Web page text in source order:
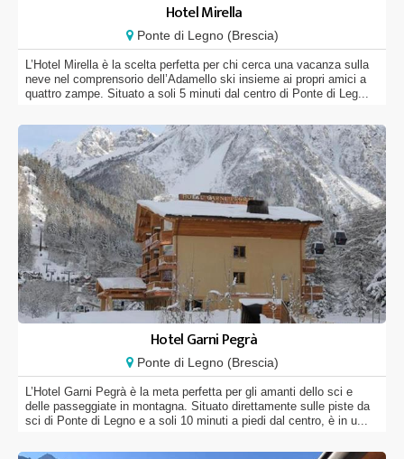
Hotel Mirella
Ponte di Legno (Brescia)
L’Hotel Mirella è la scelta perfetta per chi cerca una vacanza sulla
neve nel comprensorio dell’Adamello ski insieme ai propri amici a
quattro zampe. Situato a soli 5 minuti dal centro di Ponte di Leg...
Hotel Garni Pegrà
Ponte di Legno (Brescia)
L’Hotel Garni Pegrà è la meta perfetta per gli amanti dello sci e
delle passeggiate in montagna. Situato direttamente sulle piste da
sci di Ponte di Legno e a soli 10 minuti a piedi dal centro, è in u...